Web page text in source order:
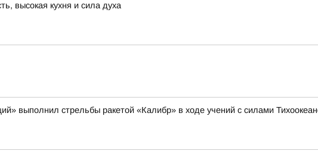
высокая кухня и сила духа
выполнил стрельбы ракетой «Калибр» в ходе учений с силами